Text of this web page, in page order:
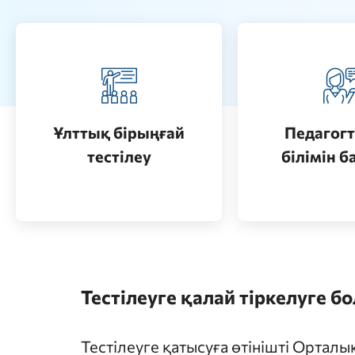
Ұлттық бірыңғай
тестілеу
Қазақстанда жоғары білім
Өту
білімінӨту
Тестілеуге қалай тіркелуге
Тестілеуге қатысуға өтінішті